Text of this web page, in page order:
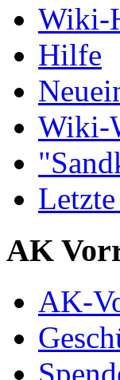
Wiki-
Hilfe
Wiki-
AK
AK-